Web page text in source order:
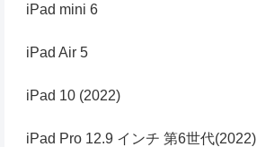
iPad mini 6
iPad Air 5
iPad 10 (2022)
iPad Pro 12.9 インチ 第6世代(2022)